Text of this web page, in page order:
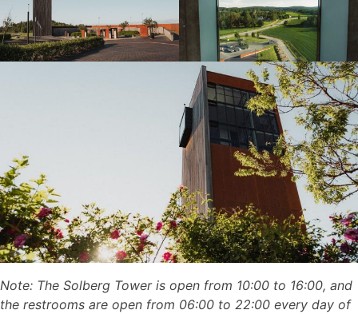
Note: The Solberg Tower is open from 10:00 to 16:00, and
the restrooms are open from 06:00 to 22:00 every day of